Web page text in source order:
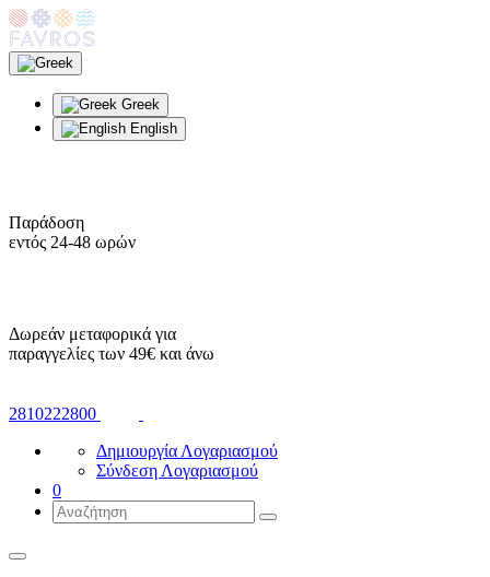
Greek
English
Παράδοση
εντός 24-48 ωρών
Δωρεάν μεταφορικά για
παραγγελίες των 49€ και άνω
2810222800
Δημιουργία Λογαριασμού
Σύνδεση Λογαριασμού
0